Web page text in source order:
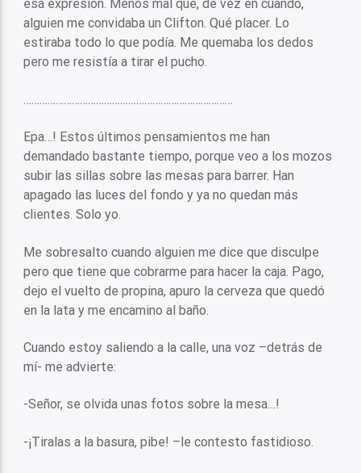
esa expresión. Menos mal que, de vez en cuando,
alguien me convidaba un Clifton. Qué placer. Lo
estiraba todo lo que podía. Me quemaba los dedos
pero me resistía a tirar el pucho.
Epa…! Estos últimos pensamientos me han
demandado bastante tiempo, porque veo a los mozos
subir las sillas sobre las mesas para barrer. Han
apagado las luces del fondo y ya no quedan más
clientes. Solo yo.
Me sobresalto cuando alguien me dice que disculpe
pero que tiene que cobrarme para hacer la caja. Pago,
dejo el vuelto de propina, apuro la cerveza que quedó
en la lata y me encamino al baño.
Cuando estoy saliendo a la calle, una voz –detrás de
mí- me advierte:
-Señor, se olvida unas fotos sobre la mesa…!
-¡Tiralas a la basura, pibe! –le contesto fastidioso.